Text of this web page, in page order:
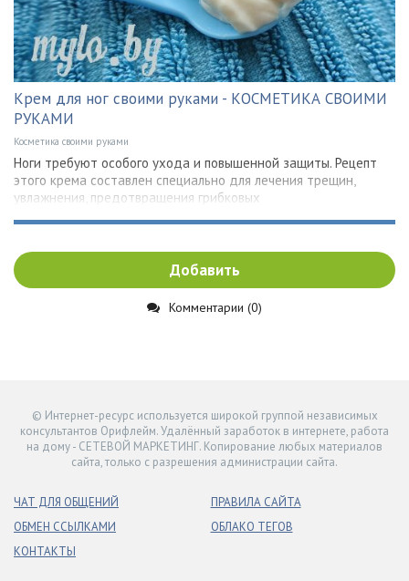
Крем для ног своими руками - КОСМЕТИКА СВОИМИ
РУКАМИ
Косметика своими руками
Ноги требуют особого ухода и повышенной защиты. Рецепт
этого крема составлен специально для лечения трещин,
увлажнения, предотвращения грибковых
Добавить
Комментарии (0)
© Интернет-ресурс используется широкой группой независимых
консультантов Орифлейм. Удалённый заработок в интернете, работа
на дому - СЕТЕВОЙ МАРКЕТИНГ. Копирование любых материалов
сайта, только с разрешения администрации сайта.
ЧАТ ДЛЯ ОБЩЕНИЙ
ОБМЕН ССЫЛКАМИ
КОНТАКТЫ
ПРАВИЛА САЙТА
ОБЛАКО ТЕГОВ